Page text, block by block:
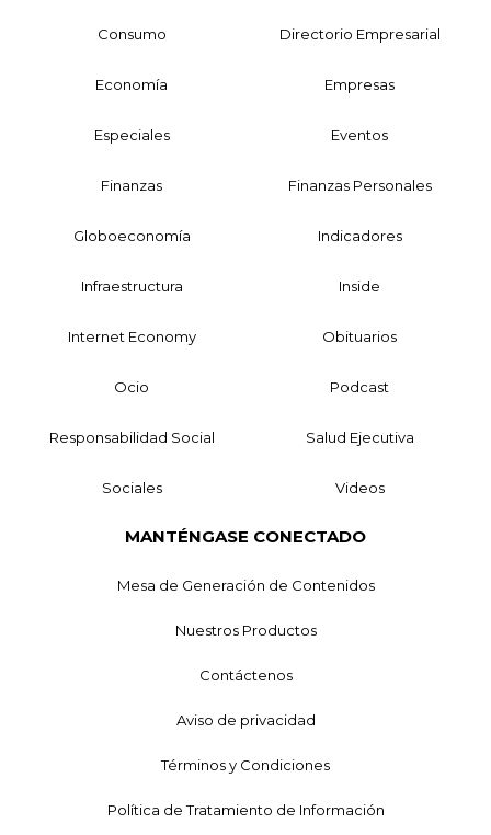
Consumo Directorio Empresarial
Economía Empresas
Especiales Eventos
Finanzas Finanzas Personales
Globoeconomía Indicadores
Infraestructura Inside
Internet Economy Obituarios
Ocio Podcast
Responsabilidad Social Salud Ejecutiva
Sociales Videos
MANTÉNGASE CONECTADO
Mesa de Generación de Contenidos
Nuestros Productos
Contáctenos
Aviso de privacidad
Términos y Condiciones
Política de Tratamiento de Información